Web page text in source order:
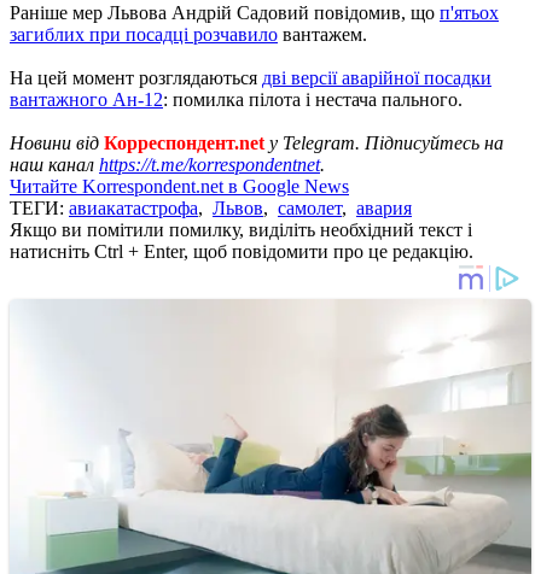
Раніше мер Львова Андрій Садовий повідомив, що п'ятьох
загиблих при посадці розчавило вантажем.
На цей момент розглядаються дві версії аварійної посадки
вантажного Ан-12: помилка пілота і нестача пального.
Новини від Корреспондент.net у Telegram. Підписуйтесь на
наш канал https://t.me/korrespondentnet.
Читайте Korrespondent.net в Google News
ТЕГИ: авиакатастрофа, Львов, самолет, авария
Якщо ви помітили помилку, виділіть необхідний текст і
натисніть Ctrl + Enter, щоб повідомити про це редакцію.